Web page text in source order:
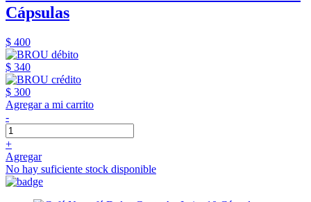
Cápsulas
$ 400
$ 340
$ 300
Agregar a mi carrito
-
+
Agregar
No hay suficiente stock disponible